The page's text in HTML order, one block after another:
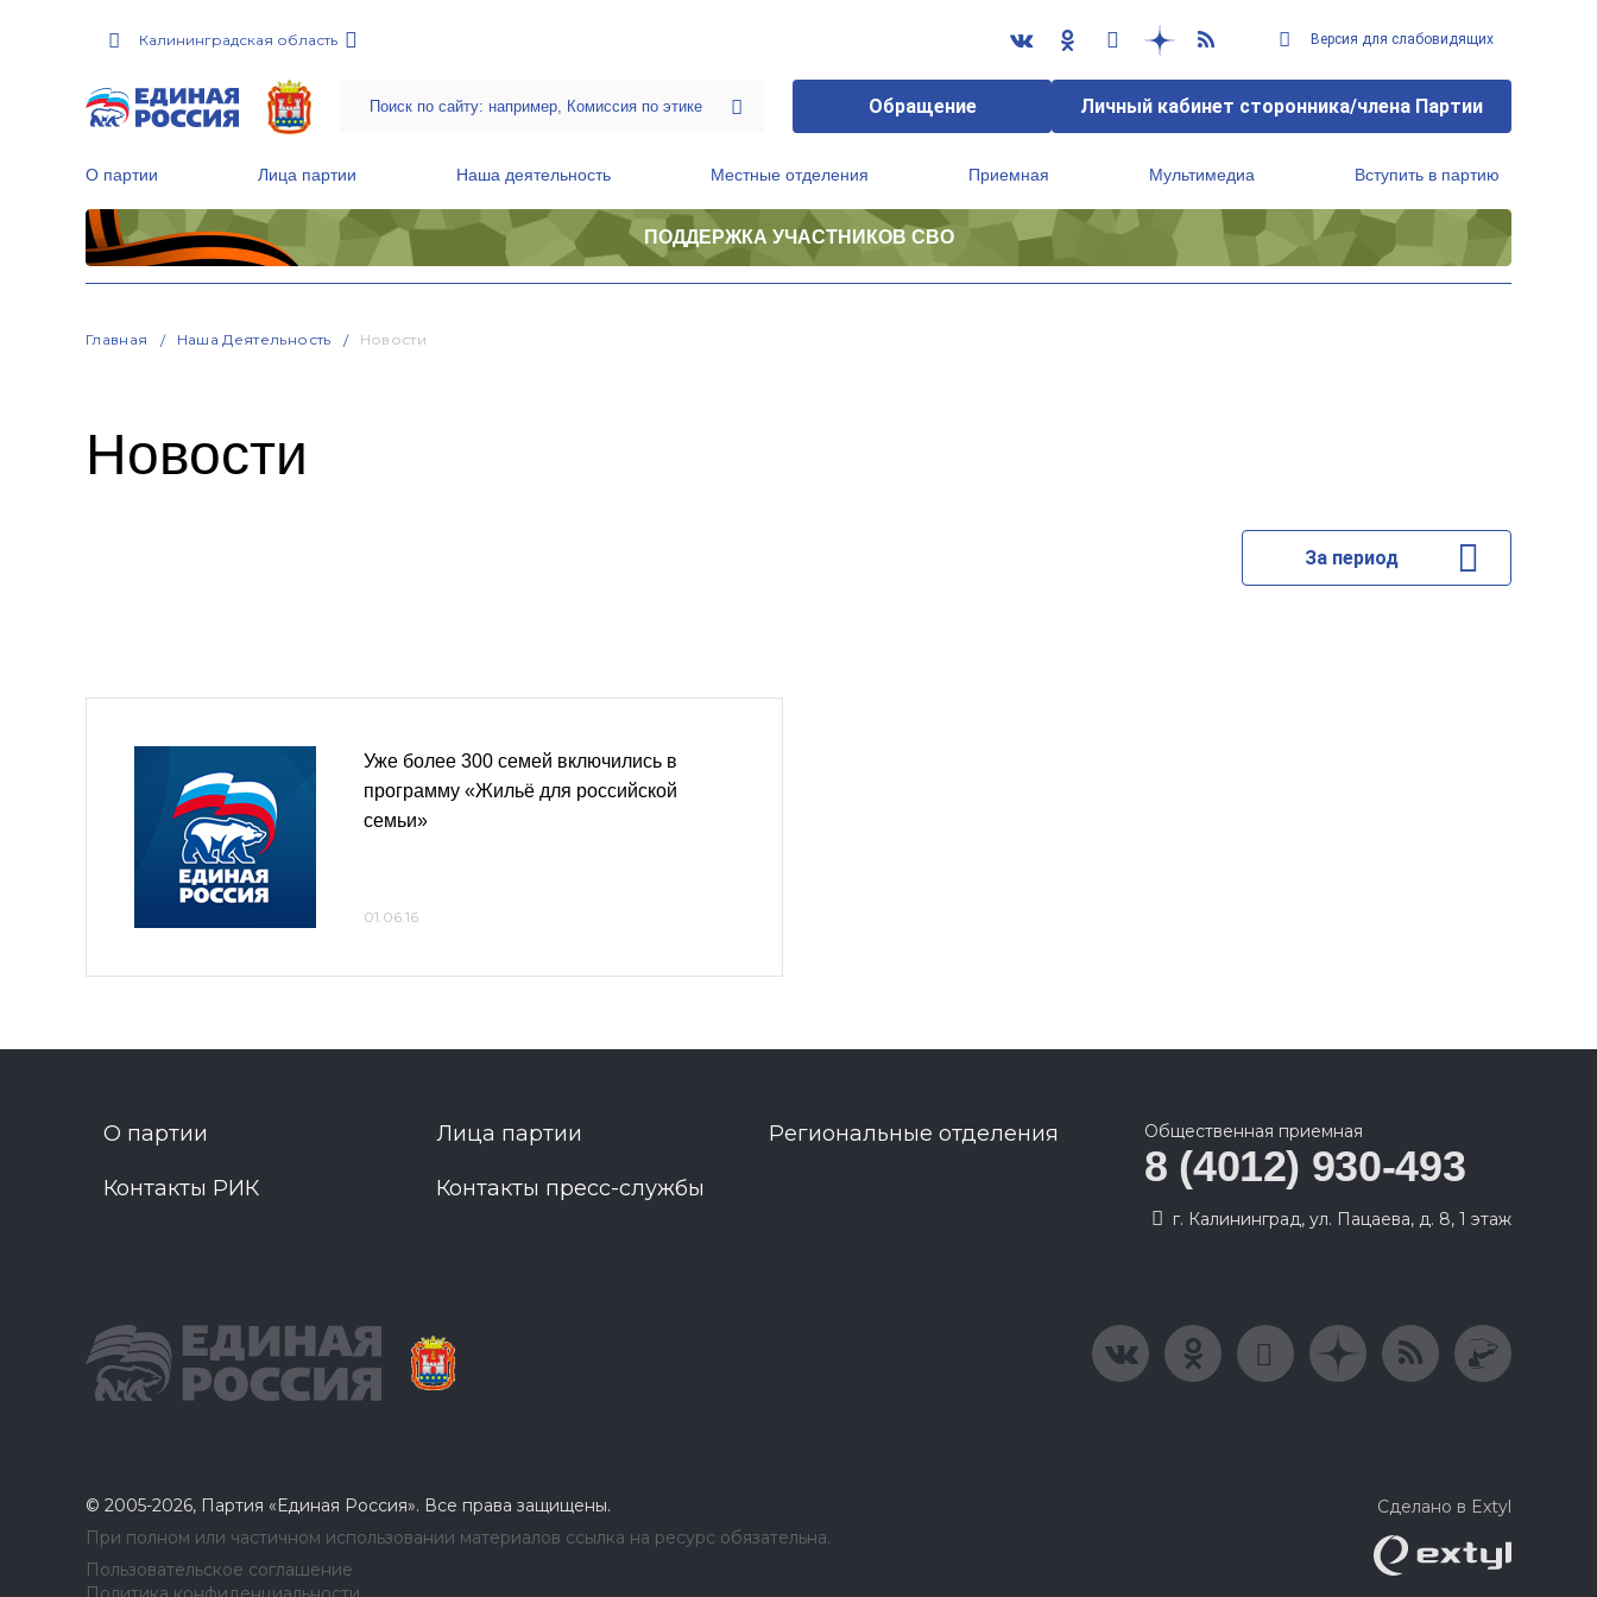
Калининградская область Версия для слабовидящих
Обращение Личный кабинет сторонника/члена Партии
О партии Лица партии Наша деятельность Местные отделения Приемная Мультимедиа Вступить в партию
ПОДДЕРЖКА УЧАСТНИКОВ СВО
Главная Наша Деятельность Новости
Новости
За период
Уже более 300 семей включились в
программу «Жильё для российской
семьи»
01.06.16
О партии Лица партии Региональные отделения
Контакты РИК Контакты пресс-службы
Общественная приемная
8 (4012) 930-493
г. Калининград, ул. Пацаева, д. 8, 1 этаж
© 2005-2026, Партия «Единая Россия». Все права защищены.
При полном или частичном использовании материалов ссылка на ресурс обязательна.
Пользовательское соглашение
Сделано в Extyl